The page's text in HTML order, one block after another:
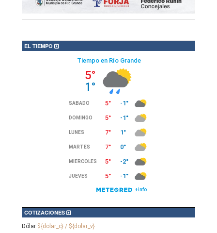
EL TIEMPO
COTIZACIONES
Dólar ${dolar_c} / ${dolar_v}